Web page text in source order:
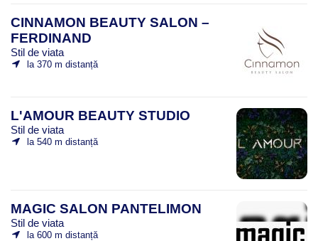
CINNAMON BEAUTY SALON –
FERDINAND
Stil de viata
la 370 m distanță
L'AMOUR BEAUTY STUDIO
Stil de viata
la 540 m distanță
MAGIC SALON PANTELIMON
Stil de viata
la 600 m distanță